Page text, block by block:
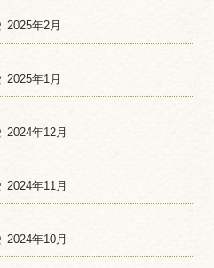
2025年2月
2025年1月
2024年12月
2024年11月
2024年10月